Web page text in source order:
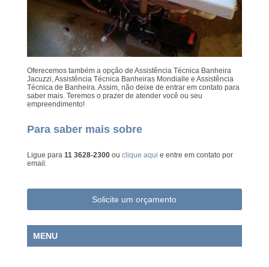
Oferecemos também a opção de Assistência Técnica Banheira
Jacuzzi, Assistência Técnica Banheiras Mondialle e Assistência
Técnica de Banheira. Assim, não deixe de entrar em contato para
saber mais. Teremos o prazer de atender você ou seu
empreendimento!
Para saber mais sobre
Ligue para 11 3628-2300ou clique aqui e entre em contato por
email.
Solicite um orçamento
MENU